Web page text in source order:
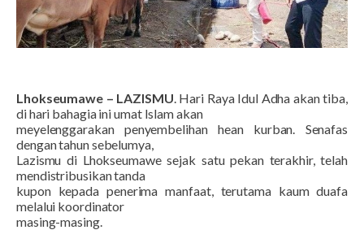
Lhokseumawe – LAZISMU . Hari Raya Idul Adha akan tiba,
di hari bahagia ini umat Islam akan
meyelenggarakan penyembelihan hean kurban. Senafas
dengan tahun sebelumya,
Lazismu di Lhokseumawe sejak satu pekan terakhir, telah
mendistribusikan tanda
kupon kepada penerima manfaat, terutama kaum duafa
melalui koordinator
masing-masing.